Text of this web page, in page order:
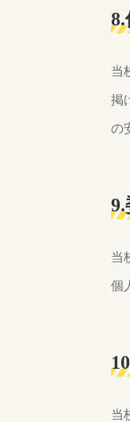
当
掲
の
当
個
当